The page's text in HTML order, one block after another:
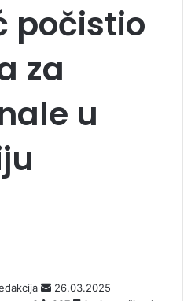
počistio
za
u
e
26.03.2025